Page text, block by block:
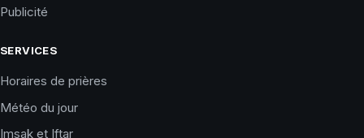
Publicité
SERVICES
Horaires de prières
Météo du jour
Imsak et Iftar